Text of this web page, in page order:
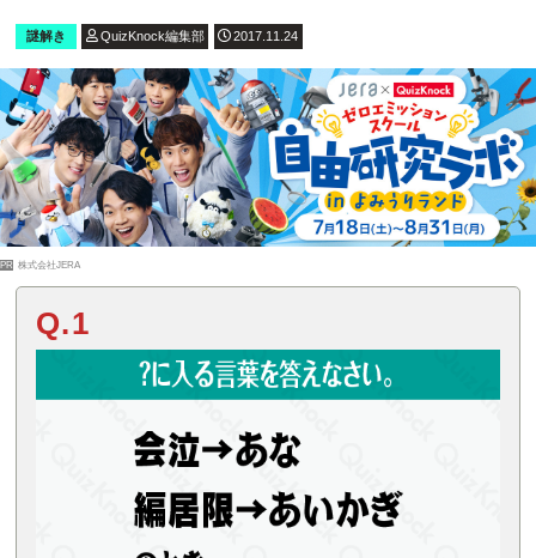
謎解き QuizKnock編集部 2017.11.24
PR 株式会社JERA
Q.1